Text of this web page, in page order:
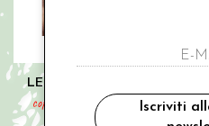
coprispalle "elegante ma non troppo"
Iscriviti